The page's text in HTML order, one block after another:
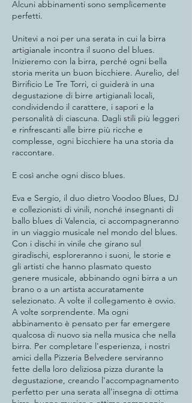
Alcuni abbinamenti sono semplicemente
perfetti.
Unitevi a noi per una serata in cui la birra
artigianale incontra il suono del blues.
Inizieremo con la birra, perché ogni bella
storia merita un buon bicchiere. Aurelio, del
Birrificio Le Tre Torri, ci guiderà in una
degustazione di birre artigianali locali,
condividendo il carattere, i sapori e la
personalità di ciascuna. Dagli stili più leggeri
e rinfrescanti alle birre più ricche e
complesse, ogni bicchiere ha una storia da
raccontare.
E così anche ogni disco blues.
Eva e Sergio, il duo dietro Voodoo Blues, DJ
e collezionisti di vinili, nonché insegnanti di
ballo blues di Valencia, ci accompagneranno
in un viaggio musicale nel mondo del blues.
Con i dischi in vinile che girano sul
giradischi, esploreranno i suoni, le storie e
gli artisti che hanno plasmato questo
genere musicale, abbinando ogni birra a un
brano o a un artista accuratamente
selezionato. A volte il collegamento è ovvio.
A volte sorprendente. Ma ogni
abbinamento è pensato per far emergere
qualcosa di nuovo sia nella musica che nella
birra. Per completare l'esperienza, i nostri
amici della Pizzeria Belvedere serviranno
fette della loro deliziosa pizza durante la
degustazione, creando l'accompagnamento
perfetto per una serata all'insegna di ottima